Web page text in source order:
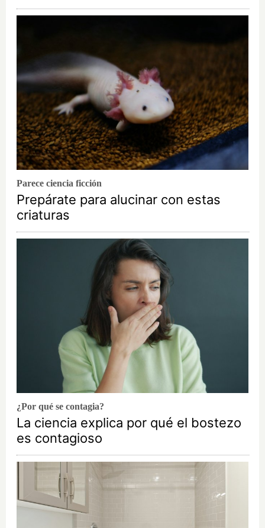
Parece ciencia ficción
Prepárate para alucinar con estas
criaturas
¿Por qué se contagia?
La ciencia explica por qué el bostezo
es contagioso